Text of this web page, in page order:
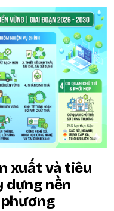
xuất và tiêu
dựng nền